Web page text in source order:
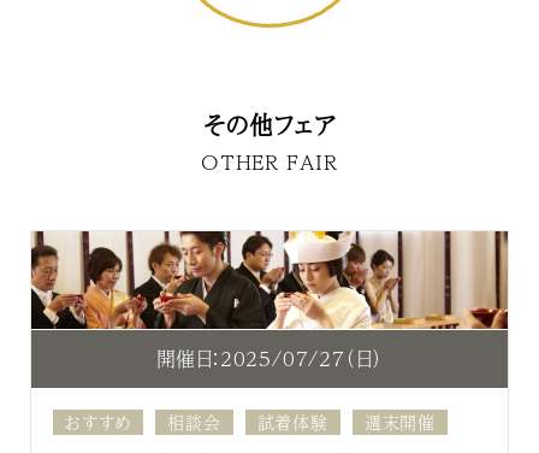
その他フェア
OTHER FAIR
開催日：2025/07/27（日）
おすすめ 相談会 試着体験 週末開催